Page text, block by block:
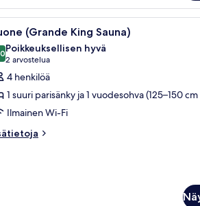
huoneessa, äänieristys, silitysrauta/-lauta
Huone (Grande
5 (Grande King Sauna)
kautta 10
Poikkeuksellisen hyvä
2 arvostelua
(2
arvostelua)
4 henkilöä
1 suuri parisänky ja 1 vuodesohva (125–150
Ilmainen Wi-Fi